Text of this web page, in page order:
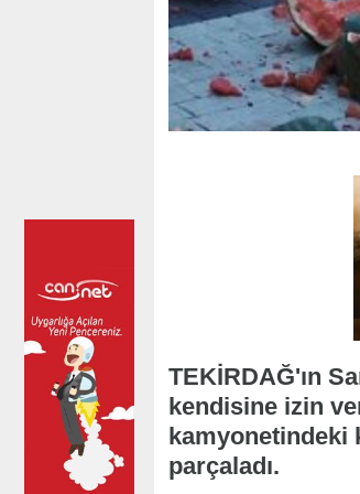
TEKİRDAĞ'ın
kendisine izin
kamyonetindeki
parçaladı.